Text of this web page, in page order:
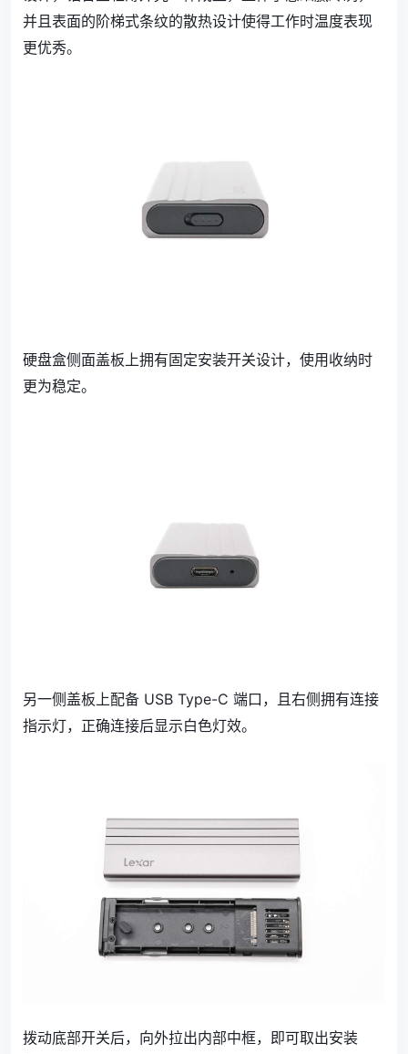
并且表面的阶梯式条纹的散热设计使得工作时温度表现
更优秀。
硬盘盒侧面盖板上拥有固定安装开关设计，使用收纳时
更为稳定。
另一侧盖板上配备 USB Type-C 端口，且右侧拥有连接
指示灯，正确连接后显示白色灯效。
拨动底部开关后，向外拉出内部中框，即可取出安装